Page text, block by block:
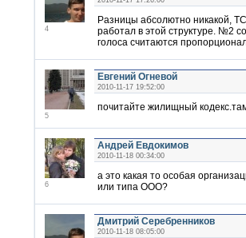
4
Разницы абсолютно никакой,
работал в этой структуре. №2
голоса считаются
5
Евгений Огневой
2010-11-17 19:52:00
почитайте жилищный
6
Андрей Евдокимов
2010-11-18 00:34:00
а это какая то особая
или типа ООО?
Дмитрий Серебренников
2010-11-18 08:05:00